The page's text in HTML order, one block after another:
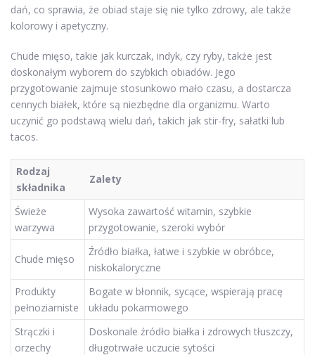
dań, co sprawia, że obiad staje się nie tylko zdrowy, ale także
kolorowy i apetyczny.
Chude mięso, takie jak kurczak, indyk, czy ryby, także jest
doskonałym wyborem do szybkich obiadów. Jego
przygotowanie zajmuje stosunkowo mało czasu, a dostarcza
cennych białek, które są niezbędne dla organizmu. Warto
uczynić go podstawą wielu dań, takich jak stir-fry, sałatki lub
tacos.
Rodzaj
składnika
Zalety
Świeże
warzywa
Wysoka zawartość witamin, szybkie
przygotowanie, szeroki wybór
Chude mięso
Źródło białka, łatwe i szybkie w obróbce,
niskokaloryczne
Produkty
pełnoziarniste
Bogate w błonnik, sycące, wspierają pracę
układu pokarmowego
Strączki i
orzechy
Doskonale źródło białka i zdrowych tłuszczy,
długotrwałe uczucie sytości